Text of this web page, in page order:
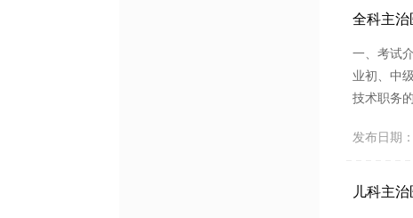
全科主
一、考试
业初、中
技术职务
机对话的
发布日期
儿科主